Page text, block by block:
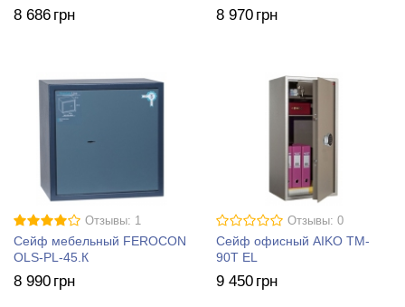
8 686 грн 8 970 грн
Отзывы: 1
Сейф мебельный FEROCON
OLS-PL-45.К
8 990 грн
Отзывы: 0
Сейф офисный AIKO ТM-
90Т EL
9 450 грн